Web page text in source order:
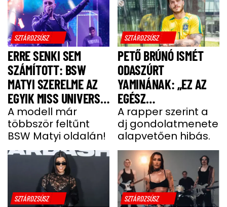
SZTÁRDZSÚSZ
ERRE SENKI SEM
SZÁMÍTOTT: BSW
MATYI SZERELME AZ
EGYIK MISS UNIVERSE
HUNGARY VERSENYZŐ
A modell már
többször feltűnt
BSW Matyi oldalán!
SZTÁRDZSÚSZ
PETŐ BRÚNÓ ISMÉT
ODASZÚRT
YAMINÁNAK: „EZ AZ
EGÉSZ
GONDOLATMENET
ZSÁKUTCA”
A rapper szerint a
dj gondolatmenete
alapvetően hibás.
SZTÁRDZSÚSZ SZTÁRDZSÚSZ